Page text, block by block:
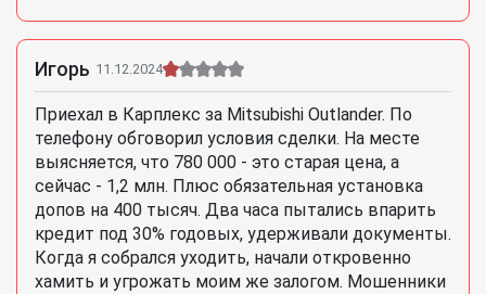
Игорь 11.12.2024
Приехал в Карплекс за Mitsubishi Outlander. По
телефону обговорил условия сделки. На месте
выясняется, что 780 000 - это старая цена, а
сейчас - 1,2 млн. Плюс обязательная установка
допов на 400 тысяч. Два часа пытались впарить
кредит под 30% годовых, удерживали документы.
Когда я собрался уходить, начали откровенно
хамить и угрожать моим же залогом. Мошенники